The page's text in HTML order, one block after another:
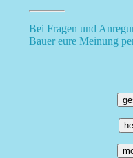
Bei Fragen und
Bauer eure Meinung